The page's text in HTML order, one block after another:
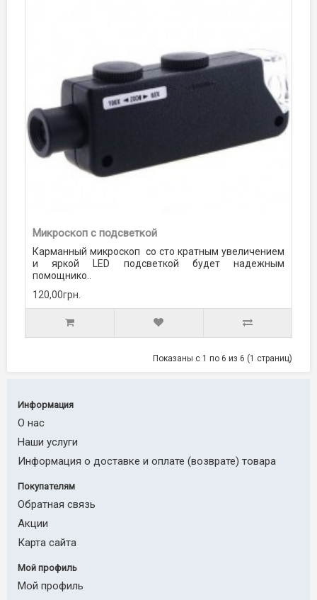
Микроскоп с подсветкой
Карманный микроскоп со сто кратным увеличением
и яркой LED подсветкой будет надежным
помощнико..
120,00грн.
Показаны с 1 по 6 из 6 (1 страниц)
Информация
О нас
Наши услуги
Информация о доставке и оплате (возврате) товара
Покупателям
Обратная связь
Акции
Карта сайта
Мой профиль
Мой профиль